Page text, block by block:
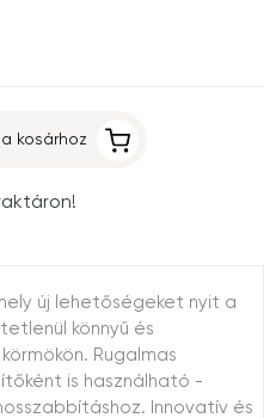
kosárhoz
új lehetőségeket nyit a
könnyű és
Rugalmas
is használható -
Innovatív és